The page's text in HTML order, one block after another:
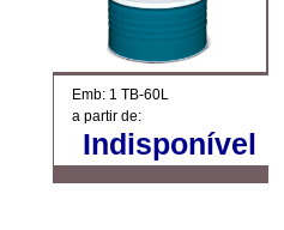
Emb: 1 TB-60L
a partir de:
Indisponível